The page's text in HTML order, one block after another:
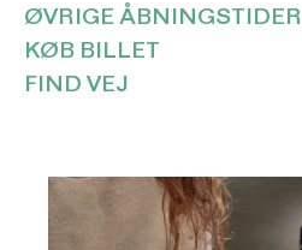
ØVRIGE ÅBNINGSTIDER
KØB BILLET
FIND VEJ